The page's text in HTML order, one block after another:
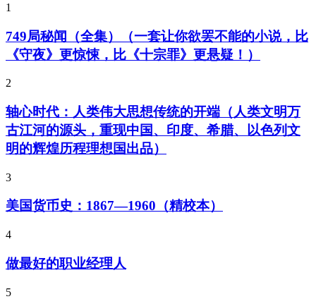
1
749局秘闻（全集）（一套让你欲罢不能的小说，比
《守夜》更惊悚，比《十宗罪》更悬疑！）
2
轴心时代：人类伟大思想传统的开端（人类文明万
古江河的源头，重现中国、印度、希腊、以色列文
明的辉煌历程理想国出品）
3
美国货币史：1867—1960（精校本）
4
做最好的职业经理人
5